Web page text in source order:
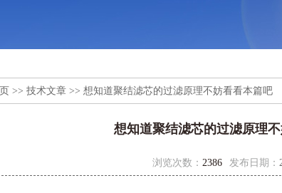
>> 技术文章 >> 想知道聚结滤芯的过滤原理不妨看看本篇吧
想知道聚结滤芯的过滤原理
浏览次数： 2386 发布日期：